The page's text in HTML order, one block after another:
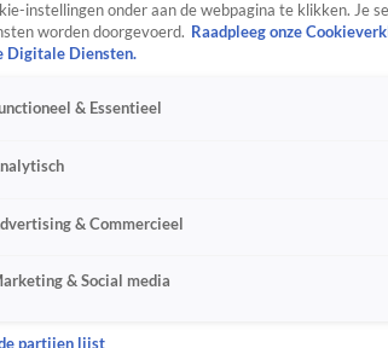
instellingen onder aan de webpagina te klikken. Je
worden doorgevoerd. Raadpleeg onze
Digitale Diensten.
& Essentieel
& Commercieel
& Social media
partijen lijst